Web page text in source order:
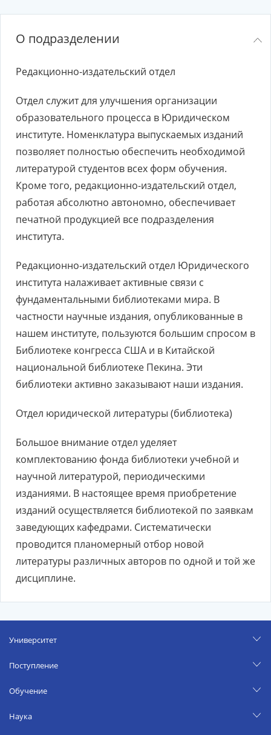
О подразделении
Редакционно-издательский отдел
Отдел служит для улучшения организации
образовательного процесса в Юридическом
институте. Номенклатура выпускаемых изданий
позволяет полностью обеспечить необходимой
литературой студентов всех форм обучения.
Кроме того, редакционно-издательский отдел,
работая абсолютно автономно, обеспечивает
печатной продукцией все подразделения
института.
Редакционно-издательский отдел Юридического
института налаживает активные связи с
фундаментальными библиотеками мира. В
частности научные издания, опубликованные в
нашем институте, пользуются большим спросом в
Библиотеке конгресса США и в Китайской
национальной библиотеке Пекина. Эти
библиотеки активно заказывают наши издания.
Отдел юридической литературы (библиотека)
Большое внимание отдел уделяет
комплектованию фонда библиотеки учебной и
научной литературой, периодическими
изданиями. В настоящее время приобретение
изданий осуществляется библиотекой по заявкам
заведующих кафедрами. Систематически
проводится планомерный отбор новой
литературы различных авторов по одной и той же
дисциплине.
Университет
Поступление
Обучение
Наука